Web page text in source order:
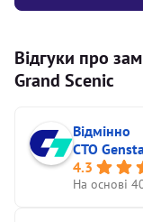
Відгуки про
Grand Scenic
Відмінно
СТО
4.3
На основі